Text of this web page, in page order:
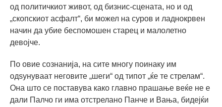
од политичкиот живот, од бизнис-сцената, но и од
„скопскиот асфалт“, би можел на суров и ладнокрвен
начин да убие беспомошен старец и малолетно
девојче.
По овие сознанија, на сите многу поинаку им
одѕунуваат неговите „шеги“ од типот „ќе те стрелам“.
Она што се поставува како главно прашање веќе не е
дали Палчо ги има отстрелано Панче и Вања, бидејќи